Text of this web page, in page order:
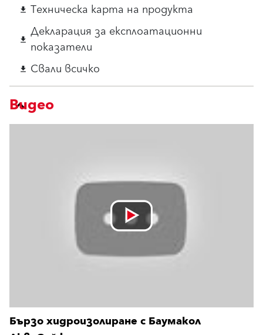
download Техническа карта на продукта
download Декларация за експлоатационни
показатели
download Свали всичко
Видео
Бързо хидроизолиране с Баумакол